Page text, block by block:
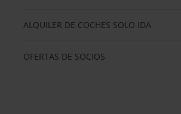
ALQUILER DE COCHES SOLO IDA
OFERTAS DE SOCIOS